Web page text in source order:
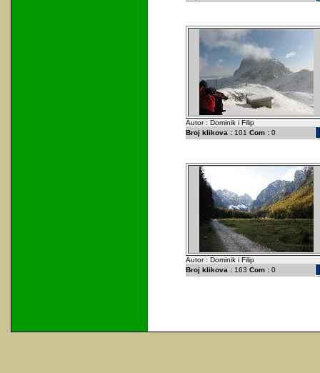
Autor : Dominik i Filip
Broj klikova :101 Com :0
Autor : Dominik i Filip
Broj klikova :163 Com :0